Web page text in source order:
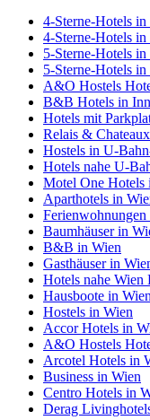
4-Sterne-Hotels in
4-Sterne-Hotels in
5-Sterne-Hotels in
5-Sterne-Hotels in
A&O Hostels
B&B Hotels in
Hotels mit
Relais &
Hostels in U-
Hotels nahe U-
Motel One Hotels
Aparthotels in
Ferienwohnungen
Baumhäuser in
B&B in Wien
Gasthäuser in
Hotels nahe Wien
Hausboote in Wien
Hostels in Wien
Accor Hotels in
A&O Hostels
Arcotel Hotels in
Business in Wien
Centro Hotels in
Derag